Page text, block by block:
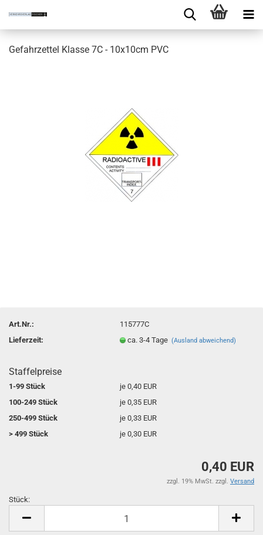
Gefahrzettel Klasse 7C - 10x10cm PVC
Art.Nr.:
115777C
Lieferzeit:
ca. 3-4 Tage(Ausland abweichend)
Staffelpreise
1-99 Stück
je 0,40 EUR
100-249 Stück
je 0,35 EUR
250-499 Stück
je 0,33 EUR
> 499 Stück
je 0,30 EUR
0,40 EUR
zzgl. 19% MwSt. zzgl. Versand
Stück: